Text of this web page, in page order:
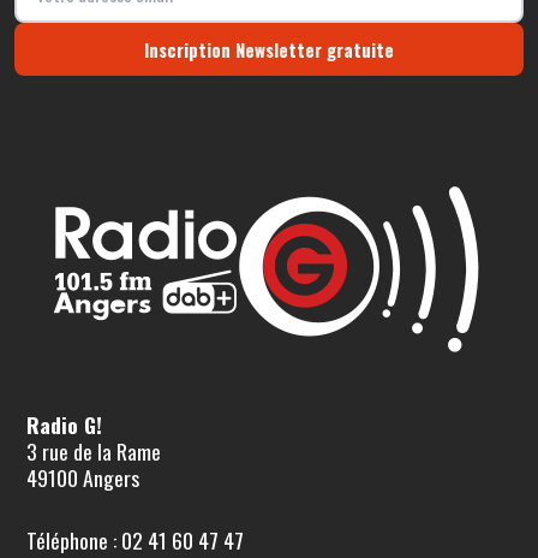
Inscription Newsletter gratuite
Radio G!
3 rue de la Rame
49100 Angers
Téléphone : 02 41 60 47 47